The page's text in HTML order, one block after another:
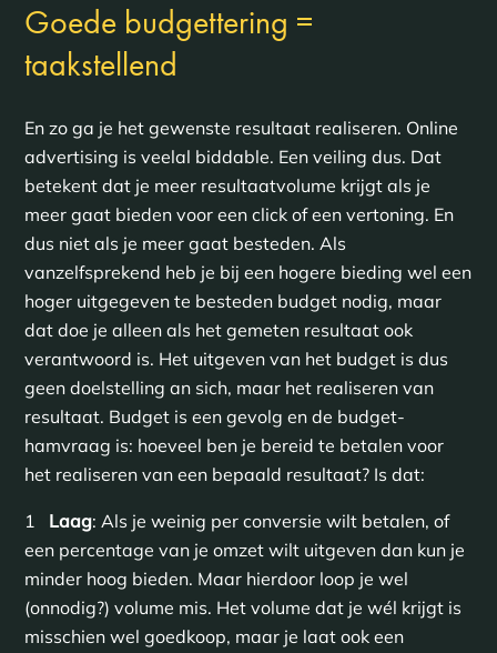
Goede budgettering =
taakstellend
En zo ga je het gewenste resultaat realiseren. Online
advertising is veelal biddable. Een veiling dus. Dat
betekent dat je meer resultaatvolume krijgt als je
meer gaat bieden voor een click of een vertoning. En
dus niet als je meer gaat besteden. Als
vanzelfsprekend heb je bij een hogere bieding wel een
hoger uitgegeven te besteden budget nodig, maar
dat doe je alleen als het gemeten resultaat ook
verantwoord is. Het uitgeven van het budget is dus
geen doelstelling an sich, maar het realiseren van
resultaat. Budget is een gevolg en de budget-
hamvraag is: hoeveel ben je bereid te betalen voor
het realiseren van een bepaald resultaat? Is dat:
1 Laag: Als je weinig per conversie wilt betalen, of
een percentage van je omzet wilt uitgeven dan kun je
minder hoog bieden. Maar hierdoor loop je wel
(onnodig?) volume mis. Het volume dat je wél krijgt is
misschien wel goedkoop, maar je laat ook een